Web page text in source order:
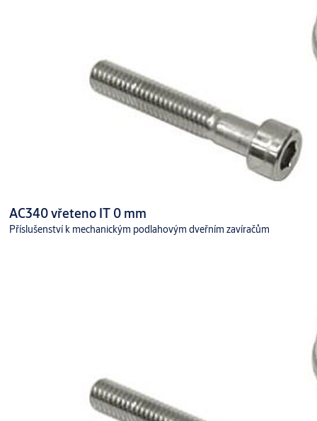
AC340 vřeteno IT 0 mm
Příslušenství k mechanickým podlahovým dveřním zavíračům